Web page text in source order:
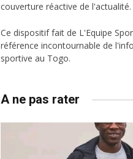
couverture réactive de l'actualité.
Ce dispositif fait de L'Equipe
référence incontournable de
sportive au Togo.
A ne pas rater